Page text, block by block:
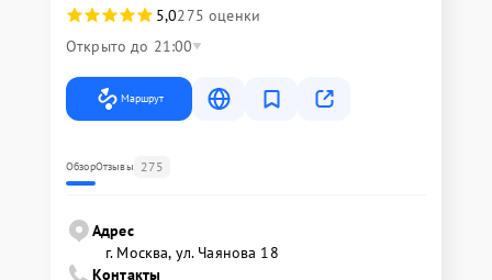
5,0275 оценки
Открыто до 21:00
Маршрут
ОбзорОтзывы 275
Адрес
г. Москва, ул. Чаянова 18
Контакты